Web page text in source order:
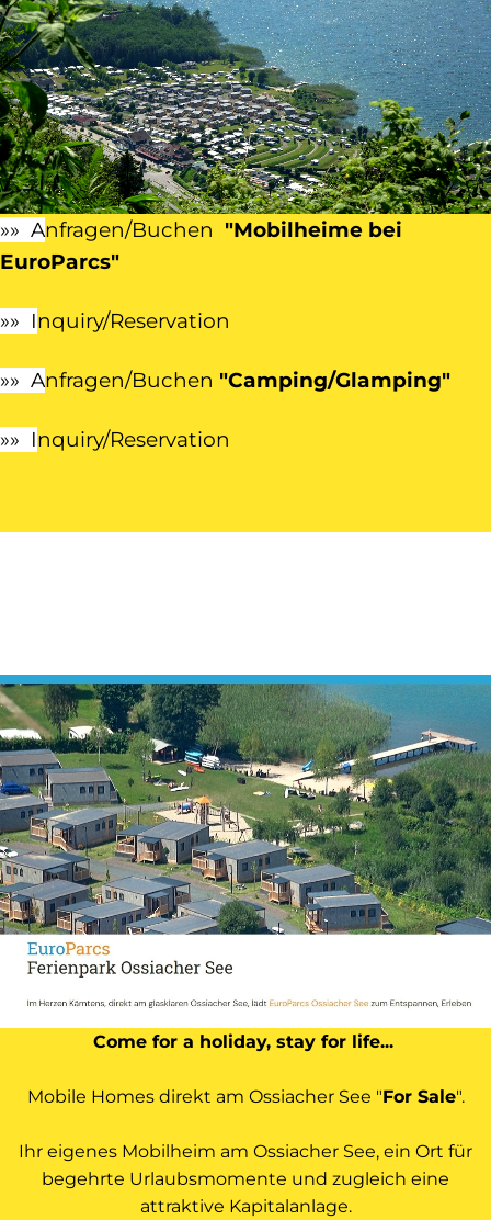
»» Anfragen/Buchen "Mobilheime bei
EuroParcs"
»» Inquiry/Reservation
»» Anfragen/Buchen "Camping/Glamping"
»» Inquiry/Reservation
Come for a holiday, stay for life...
Mobile Homes direkt am Ossiacher See "For Sale".
Ihr eigenes Mobilheim am Ossiacher See, ein Ort für
begehrte Urlaubsmomente und zugleich eine
attraktive Kapitalanlage.